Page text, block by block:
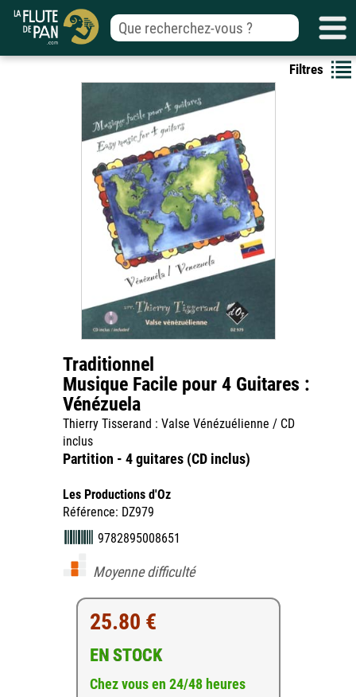
Filtres
Traditionnel
Musique Facile pour 4 Guitares :
Vénézuela
Thierry Tisserand : Valse Vénézuélienne / CD
inclus
Partition - 4 guitares (CD inclus)
Les Productions d'Oz
Référence: DZ979
9782895008651
Moyenne difficulté
25.80 €
EN STOCK
Chez vous en 24/48 heures